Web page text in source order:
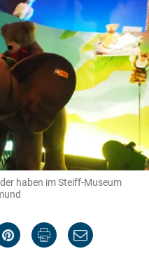
haben im Steiff-Museum